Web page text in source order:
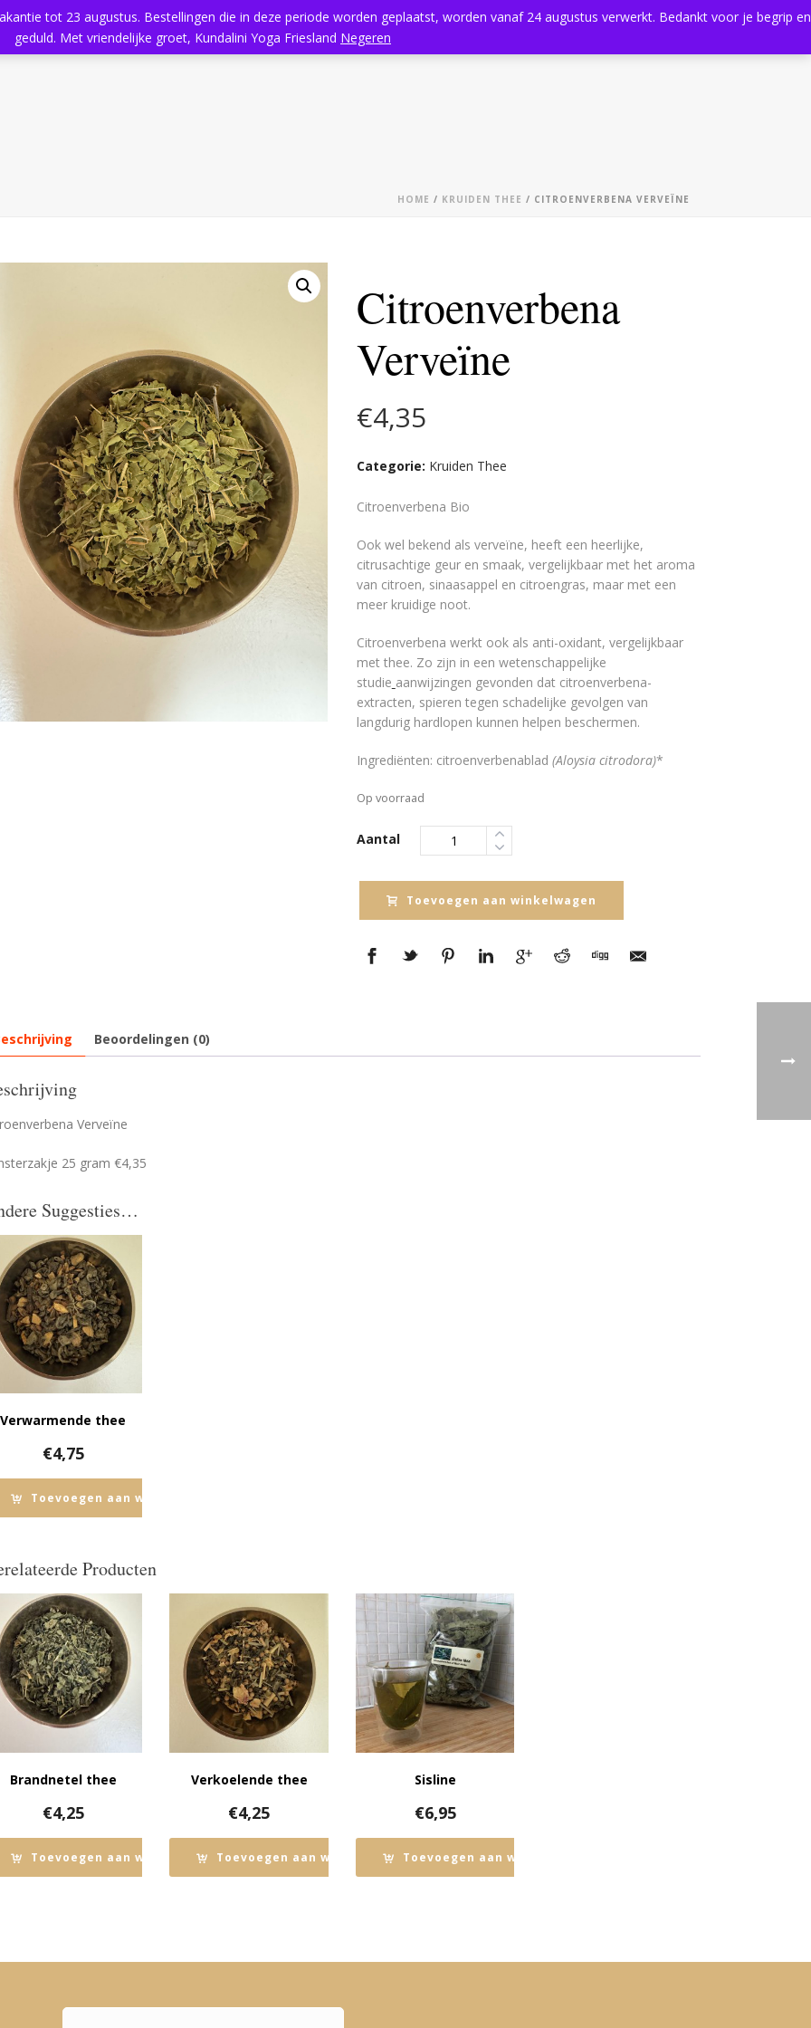
Aanbod Kundalini Yoga Massage Rooster Shop
HOME / KRUIDEN THEE / CITROENVERBENA VERVEÏNE
Citroenverbena
Verveïne
€4,35
Categorie: Kruiden Thee
Citroenverbena Bio
Ook wel bekend als verveïne, heeft een heerlijke,
citrusachtige geur en smaak, vergelijkbaar met het aroma
van citroen, sinaasappel en citroengras, maar met een
meer kruidige noot.
Citroenverbena werkt ook als anti-oxidant, vergelijkbaar
met thee. Zo zijn in een wetenschappelijke
studie aanwijzingen gevonden dat citroenverbena-
extracten, spieren tegen schadelijke gevolgen van
langdurig hardlopen kunnen helpen beschermen.
Ingrediënten: citroenverbenablad (Aloysia citrodora)*
Op voorraad
Aantal
Toevoegen aan winkelwagen
Beoordelingen (0)
Verveïne
25 gram €4,35
Suggesties…
Verwarmende thee
€4,75
Toevoegen aan winkelwagen
Producten
Brandnetel thee
€4,25
Toevoegen aan winkelwagen
Verkoelende thee
€4,25
Toevoegen aan winkelwagen
Sisline
€6,95
Toevoegen aan winkelwagen
tot 23 augustus. Bestellingen die in deze periode worden geplaatst, worden vanaf 24 augustus verwerkt. Bedankt voor je begrip en
geduld. Met vriendelijke groet, Kundalini Yoga Friesland Negeren